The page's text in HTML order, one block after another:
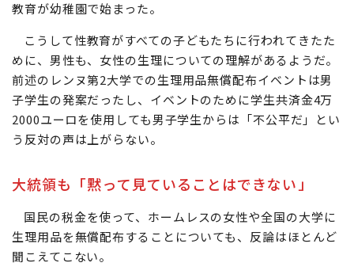
教育が幼稚園で始まった。
こうして性教育がすべての子どもたちに行われてきたた
めに、男性も、女性の生理についての理解があるようだ。
前述のレンヌ第2大学での生理用品無償配布イベントは男
子学生の発案だったし、イベントのために学生共済金4万
2000ユーロを使用しても男子学生からは「不公平だ」とい
う反対の声は上がらない。
大統領も「黙って見ていることはできない」
国民の税金を使って、ホームレスの女性や全国の大学に
生理用品を無償配布することについても、反論はほとんど
聞こえてこない。